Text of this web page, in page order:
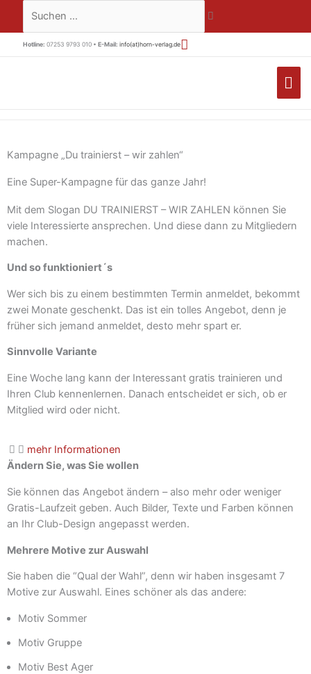
springen
Suchen …
Hotline: 07253 9793 010 • E-Mail: info(at)horn-verlag.de
Kampagne „Du trainierst – wir zahlen“
Eine Super-Kampagne für das ganze Jahr!
Mit dem Slogan DU TRAINIERST – WIR ZAHLEN können Sie
viele Interessierte ansprechen. Und diese dann zu Mitgliedern
machen.
Und so funktioniert´s
Wer sich bis zu einem bestimmten Termin anmeldet, bekommt
zwei Monate geschenkt. Das ist ein tolles Angebot, denn je
früher sich jemand anmeldet, desto mehr spart er.
Sinnvolle Variante
Eine Woche lang kann der Interessant gratis trainieren und
Ihren Club kennenlernen. Danach entscheidet er sich, ob er
Mitglied wird oder nicht.
mehr Informationen
Ändern Sie, was Sie wollen
Sie können das Angebot ändern – also mehr oder weniger
Gratis-Laufzeit geben. Auch Bilder, Texte und Farben können
an Ihr Club-Design angepasst werden.
Mehrere Motive zur Auswahl
Sie haben die “Qual der Wahl”, denn wir haben insgesamt 7
Motive zur Auswahl. Eines schöner als das andere:
Motiv Sommer
Motiv Gruppe
Motiv Best Ager